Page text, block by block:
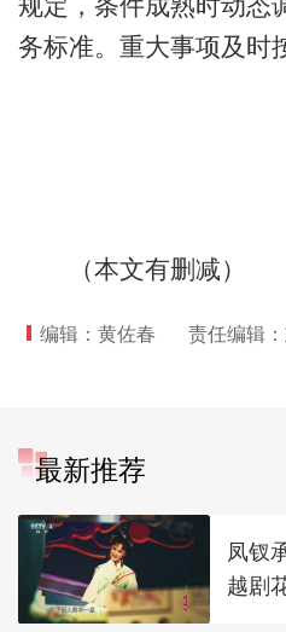
务标准。重大事项及时
（本文有删减）
编辑：黄佐春 责任编辑
最新推荐
凤钗
越剧